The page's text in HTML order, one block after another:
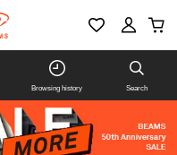
Browsing history Search